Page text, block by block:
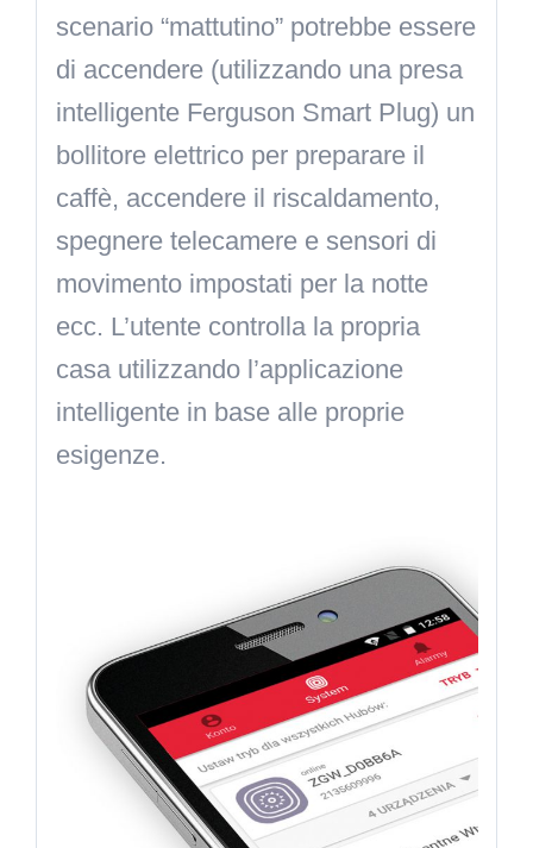
scenario “mattutino” potrebbe essere
di accendere (utilizzando una presa
intelligente Ferguson Smart Plug) un
bollitore elettrico per preparare il
caffè, accendere il riscaldamento,
spegnere telecamere e sensori di
movimento impostati per la notte
ecc. L’utente controlla la propria
casa utilizzando l’applicazione
intelligente in base alle proprie
esigenze.